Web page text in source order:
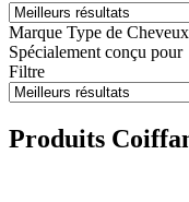
Marque Type de Cheveux
Spécialement conçu pour
Filtre
Produits